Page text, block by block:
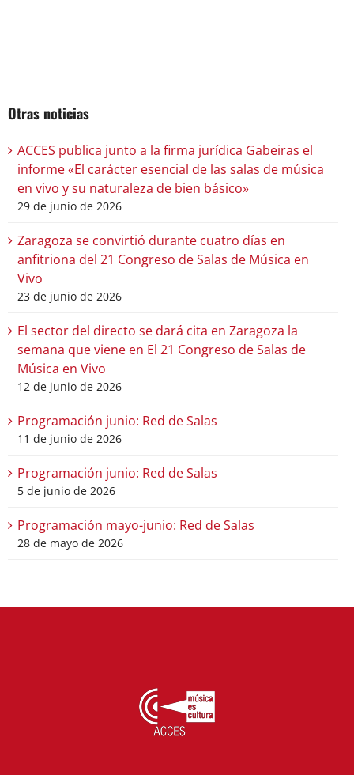
Otras noticias
ACCES publica junto a la firma jurídica Gabeiras el
informe «El carácter esencial de las salas de música
en vivo y su naturaleza de bien básico»
29 de junio de 2026
Zaragoza se convirtió durante cuatro días en
anfitriona del 21 Congreso de Salas de Música en
Vivo
23 de junio de 2026
El sector del directo se dará cita en Zaragoza la
semana que viene en El 21 Congreso de Salas de
Música en Vivo
12 de junio de 2026
Programación junio: Red de Salas
11 de junio de 2026
Programación junio: Red de Salas
5 de junio de 2026
Programación mayo-junio: Red de Salas
28 de mayo de 2026